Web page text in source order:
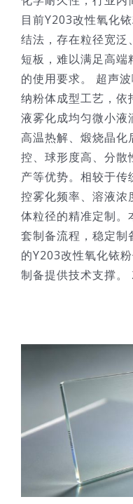
目前Y203改性氧化
结法，存在粒径宽泛
短板，难以满足高
的使用要求。 超声
纳粉体成型工艺，依
液雾化成均匀微小液
高温热解、煅烧晶化
控、球形度高、分散
产等优势。相较于传
控雾化频率、溶液浓
体粒径的精准定制。
套制备流程，稳定
的Y203改性氧化铱
制备提供技术支撑。